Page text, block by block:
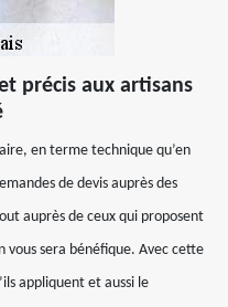
précis aux artisans
en terme technique qu’en
de devis auprès des
auprès de ceux qui proposent
vous sera bénéfique. Avec cette
appliquent et aussi le